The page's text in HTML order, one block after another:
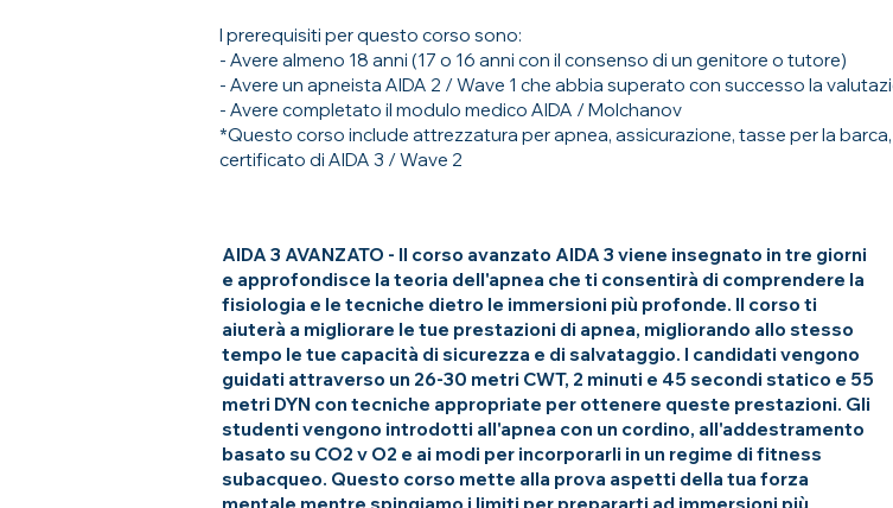
I prerequisiti per questo corso sono:
- Avere almeno 18 anni (17 o 16 anni con il consenso di un genitore o tutore)
- Avere un apneista AIDA 2 / Wave 1 che abbia superato con successo la
- Avere completato il modulo medico AIDA / Molchanov
*Questo corso include attrezzatura per apnea, assicurazione, tasse per la
certificato di AIDA 3 / Wave 2
AIDA 3 AVANZATO - Il corso avanzato AIDA 3 viene insegnato in tre giorni
e approfondisce la teoria dell'apnea che ti consentirà di comprendere la
fisiologia e le tecniche dietro le immersioni più profonde. Il corso ti
aiuterà a migliorare le tue prestazioni di apnea, migliorando allo stesso
tempo le tue capacità di sicurezza e di salvataggio. I candidati vengono
guidati attraverso un 26-30 metri CWT, 2 minuti e 45 secondi statico e 55
metri DYN con tecniche appropriate per ottenere queste prestazioni. Gli
studenti vengono introdotti all'apnea con un cordino, all'addestramento
basato su CO2 v O2 e ai modi per incorporarli in un regime di fitness
subacqueo. Questo corso mette alla prova aspetti della tua forza